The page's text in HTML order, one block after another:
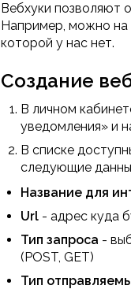
Вебхуки позволяют
Например, можно на
которой у нас нет.
Создание
В личном
уведомления» и
В списке
следующие
Название для
Url - адрес куда
Тип запроса -
(POST, GET)
Тип